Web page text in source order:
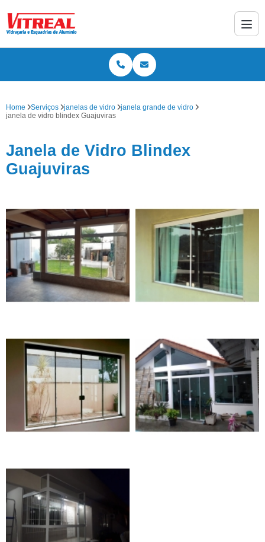
Home Serviços janelas de vidro
janela grande de vidro
janela de vidro blindex Guajuviras
Janela de Vidro Blindex
Guajuviras